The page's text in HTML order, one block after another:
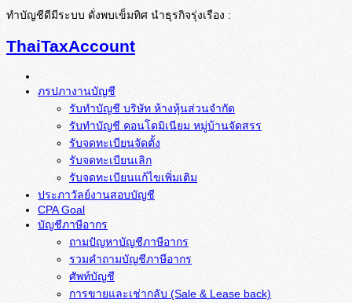
ทำบัญชีดีมีระบบ ดั่งพบเข็มทิศ นำธุรกิจรุ่งเรือง :
ThaiTaxAccount
ภรปภางานบัญชี
รับทำบัญชี บริษัท ห้างหุ้นส่วนจำกัด
รับทำบัญชี คอนโดมิเนียม หมู่บ้านจัดสรร
รับจดทะเบียนจัดตั้ง
รับจดทะเบียนเลิก
รับจดทะเบียนแก้ไขเพิ่มเติม
ประภาวัลย์งานสอบบัญชี
CPA Goal
บัญชีภาษีอากร
ถามปัญหาบัญชีภาษีอากร
รวมคำถามบัญชีภาษีอากร
ศัพท์บัญชี
การขายและเช่ากลับ (Sale & Lease back)